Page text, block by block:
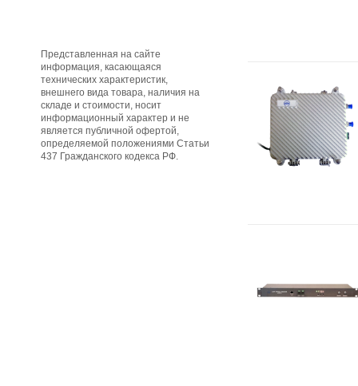
Представленная на сайте
информация, касающаяся
технических характеристик,
внешнего вида товара, наличия на
складе и стоимости, носит
информационный характер и не
является публичной офертой,
определяемой положениями Статьи
437 Гражданского кодекса РФ.